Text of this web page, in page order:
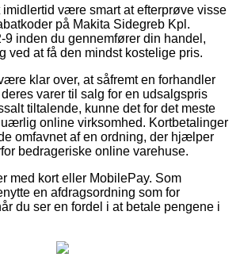
imidlertid være smart at efterprøve visse
på Makita Sidegreb Kpl.
9 inden du gennemfører din handel,
ved at få den mindst kostelige pris.
klar over, at såfremt en forhandler
varer til salg for en udsalgspris
tiltalende, kunne det for det meste
online virksomhed. Kortbetalinger
omfavnet af en ordning, der hjælper
bedrageriske online varehuse.
med kort eller MobilePay. Som
en afdragsordning som for
du ser en fordel i at betale pengene i